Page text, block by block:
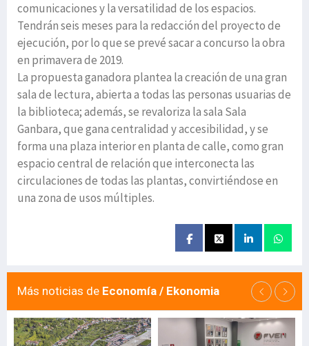
comunicaciones y la versatilidad de los espacios.
Tendrán seis meses para la redacción del proyecto de
ejecución, por lo que se prevé sacar a concurso la obra
en primavera de 2019.
La propuesta ganadora plantea la creación de una gran
sala de lectura, abierta a todas las personas usuarias de
la biblioteca; además, se revaloriza la sala Sala
Ganbara, que gana centralidad y accesibilidad, y se
forma una plaza interior en planta de calle, como gran
espacio central de relación que interconecta las
circulaciones de todas las plantas, convirtiéndose en
una zona de usos múltiples.
Más noticias de Economía / Ekonomia